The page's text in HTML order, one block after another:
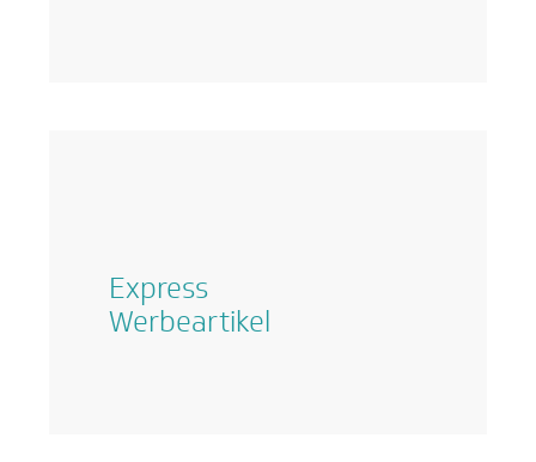
Express
Werbeartikel